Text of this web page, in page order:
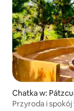
Chatka w:
Przyroda i